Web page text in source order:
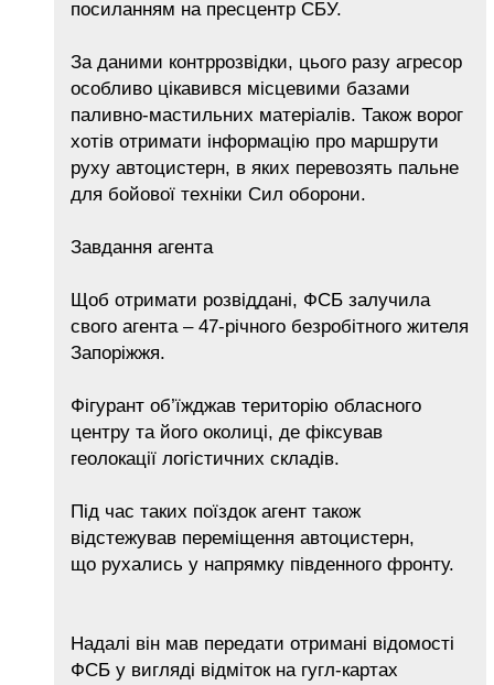
посиланням на пресцентр СБУ.
За даними контррозвідки, цього разу агресор
особливо цікавився місцевими базами
паливно-мастильних матеріалів. Також ворог
хотів отримати інформацію про маршрути
руху автоцистерн, в яких перевозять пальне
для бойової техніки Сил оборони.
Завдання агента
Щоб отримати розвіддані, ФСБ залучила
свого агента – 47-річного безробітного жителя
Запоріжжя.
Фігурант об’їжджав територію обласного
центру та його околиці, де фіксував
геолокації логістичних складів.
Під час таких поїздок агент також
відстежував переміщення автоцистерн,
що рухались у напрямку південного фронту.
Надалі він мав передати отримані відомості
ФСБ у вигляді відміток на гугл-картах